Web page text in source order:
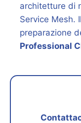
architetture di
Service Mesh.
preparazione
Professional